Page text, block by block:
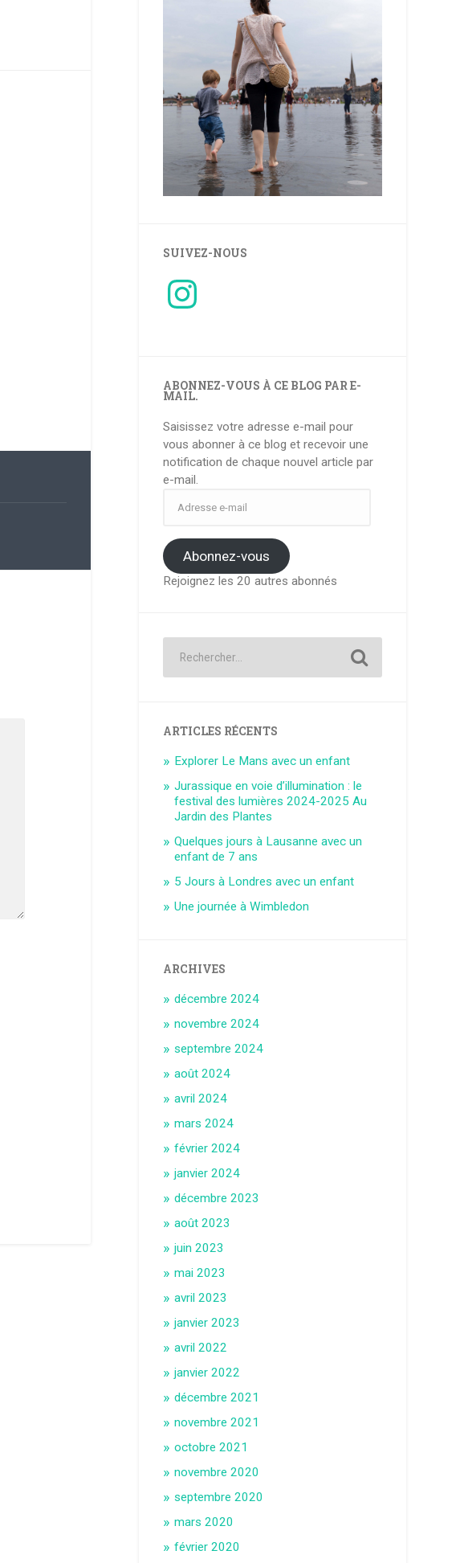
SUIVEZ-NOUS
Instagram
ABONNEZ-VOUS À CE BLOG PAR E-
MAIL.
Saisissez votre adresse e-mail pour
vous abonner à ce blog et recevoir une
notification de chaque nouvel article par
e-mail.
Abonnez-vous
Rejoignez les 20 autres abonnés
ARTICLES RÉCENTS
Explorer Le Mans avec un enfant
Jurassique en voie d’illumination : le
festival des lumières 2024-2025 Au
Jardin des Plantes
Quelques jours à Lausanne avec un
enfant de 7 ans
5 Jours à Londres avec un enfant
Une journée à Wimbledon
ARCHIVES
décembre 2024
novembre 2024
septembre 2024
août 2024
avril 2024
mars 2024
février 2024
janvier 2024
décembre 2023
août 2023
juin 2023
mai 2023
avril 2023
janvier 2023
avril 2022
janvier 2022
décembre 2021
novembre 2021
octobre 2021
novembre 2020
septembre 2020
mars 2020
février 2020